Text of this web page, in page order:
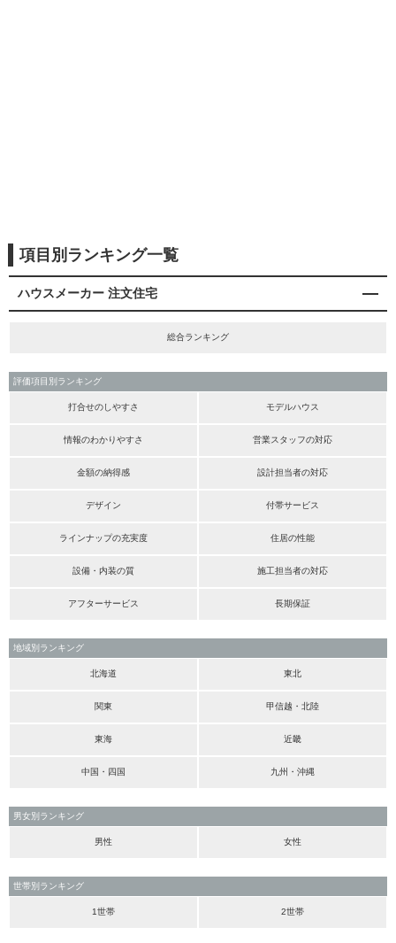
項目別ランキング一覧
ハウスメーカー 注文住宅
総合ランキング
評価項目別ランキング
打合せのしやすさ モデルハウス
情報のわかりやすさ 営業スタッフの対応
金額の納得感 設計担当者の対応
デザイン 付帯サービス
ラインナップの充実度 住居の性能
設備・内装の質 施工担当者の対応
アフターサービス 長期保証
地域別ランキング
北海道 東北
関東 甲信越・北陸
東海 近畿
中国・四国 九州・沖縄
男女別ランキング
男性 女性
世帯別ランキング
1世帯 2世帯